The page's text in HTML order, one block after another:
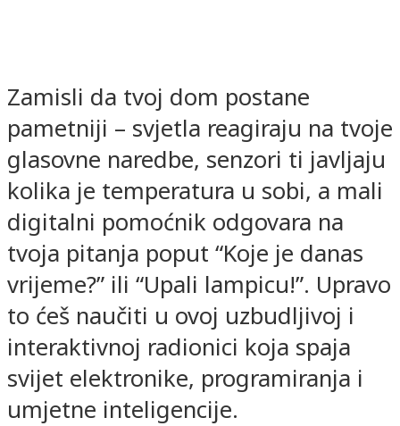
Zamisli da tvoj dom postane
pametniji – svjetla reagiraju na tvoje
glasovne naredbe, senzori ti javljaju
kolika je temperatura u sobi, a mali
digitalni pomoćnik odgovara na
tvoja pitanja poput “Koje je danas
vrijeme?” ili “Upali lampicu!”. Upravo
to ćeš naučiti u ovoj uzbudljivoj i
interaktivnoj radionici koja spaja
svijet elektronike, programiranja i
umjetne inteligencije.